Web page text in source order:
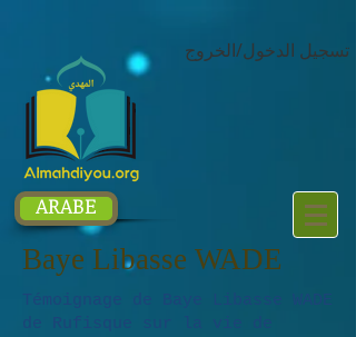
تسجيل الدخول/الخروج
ARABE
Baye Libasse WADE
Témoignage de Baye Libasse WADE